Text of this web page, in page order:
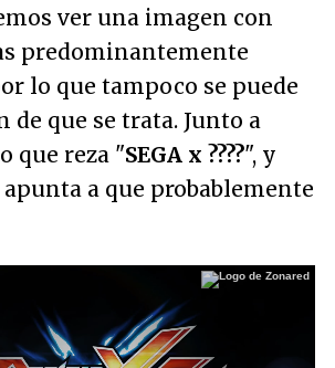
ver una imagen con
predominantemente
lo que tampoco se puede
de que se trata. Junto a
que reza "SEGA x ????", y
a que probablemente